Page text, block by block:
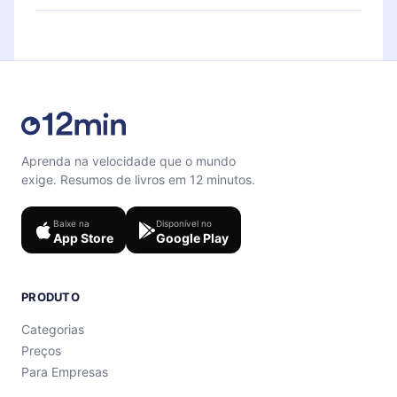
Sinta-se livre para entrar em contato por
Aprenda na velocidade que o mundo
exige. Resumos de livros em 12 minutos.
Baixe na
App Store
Disponível no
Google Play
PRODUTO
Categorias
Preços
Para Empresas